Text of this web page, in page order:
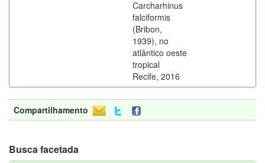
Carcharhinus
falciformis
(Bribon,
1939), no
atlântico oeste
tropical
Recife, 2016
Compartilhamento
Busca facetada